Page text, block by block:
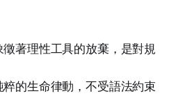
徵著理性工具的放棄，是對規
粹的生命律動，不受語法約束